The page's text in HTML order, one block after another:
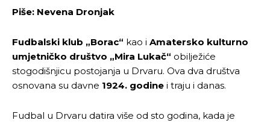
Piše: Nevena Dronjak
Fudbalski klub „Borac“ kao i Amatersko kulturno
umjetničko društvo „Mira Lukač“ obilježiće
stogodišnjicu postojanja u Drvaru. Ova dva društva
osnovana su davne 1924. godine i traju i danas.
Fudbal u Drvaru datira više od sto godina, kada je